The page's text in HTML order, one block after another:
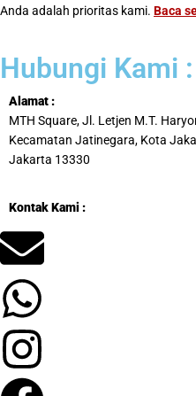
Anda adalah prioritas kami. Baca
Hubungi Kami :
Alamat :
MTH Square, Jl. Letjen M.T.
Kecamatan Jatinegara, Kota
Jakarta 13330
Kontak Kami :